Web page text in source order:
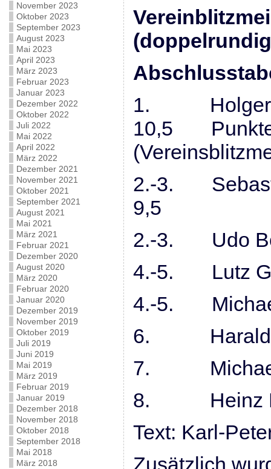
November 2023
Oktober 2023
September 2023
August 2023
Mai 2023
April 2023
März 2023
Februar 2023
Januar 2023
Dezember 2022
Oktober 2022
Juli 2022
Mai 2022
April 2022
März 2022
Dezember 2021
November 2021
Oktober 2021
September 2021
August 2021
Mai 2021
März 2021
Februar 2021
Dezember 2020
August 2020
März 2020
Februar 2020
Januar 2020
Dezember 2019
November 2019
Oktober 2019
Juli 2019
Juni 2019
Mai 2019
März 2019
Februar 2019
Januar 2019
Dezember 2018
November 2018
Oktober 2018
September 2018
Mai 2018
März 2018
1.
10,5
2.-3.
9,5
2.-3.
4.-5.
4.-5.
6.
7.
8.
Text: Karl-
Zusätzlich